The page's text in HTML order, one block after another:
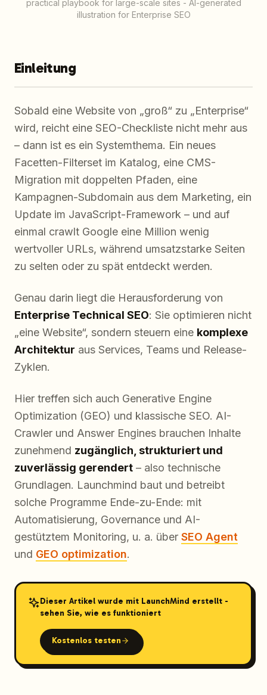
practical playbook for large-scale sites - AI-generated
illustration for Enterprise SEO
Einleitung
Sobald eine Website von „groß“ zu „Enterprise“
wird, reicht eine SEO-Checkliste nicht mehr aus
– dann ist es ein Systemthema. Ein neues
Facetten-Filterset im Katalog, eine CMS-
Migration mit doppelten Pfaden, eine
Kampagnen-Subdomain aus dem Marketing, ein
Update im JavaScript-Framework – und auf
einmal crawlt Google eine Million wenig
wertvoller URLs, während umsatzstarke Seiten
zu selten oder zu spät entdeckt werden.
Genau darin liegt die Herausforderung von
Enterprise Technical SEO: Sie optimieren nicht
„eine Website“, sondern steuern eine komplexe
Architektur aus Services, Teams und Release-
Zyklen.
Hier treffen sich auch Generative Engine
Optimization (GEO) und klassische SEO. AI-
Crawler und Answer Engines brauchen Inhalte
zunehmend zugänglich, strukturiert und
zuverlässig gerendert – also technische
Grundlagen. Launchmind baut und betreibt
solche Programme Ende-zu-Ende: mit
Automatisierung, Governance und AI-
gestütztem Monitoring, u. a. über SEO Agent
und GEO optimization.
Dieser Artikel wurde mit LaunchMind erstellt -
sehen Sie, wie es funktioniert
Kostenlos testen